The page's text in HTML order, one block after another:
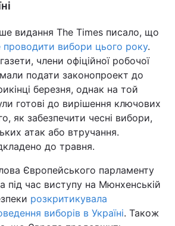
видання The Times писало, що
проводити вибори цього року.
члени офіційної робочої
подати законопроект до
березня, однак на той
готові до вирішення ключових
як забезпечити чесні вибори,
атак або втручання.
до травня.
Європейського парламенту
під час виступу на Мюнхенській
розкритикувала
виборів в Україні. Також